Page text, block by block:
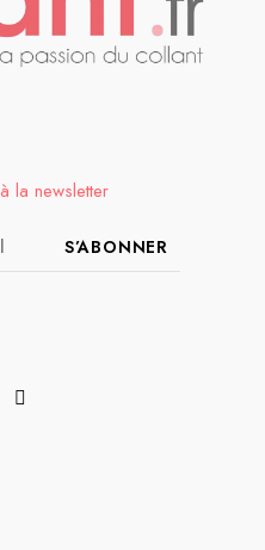
la newsletter
S’ABONNER